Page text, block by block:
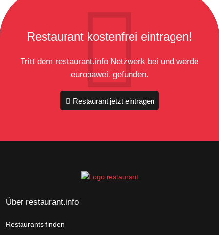
Restaurant kostenfrei eintragen!
Tritt dem restaurant.info Netzwerk bei und werde
europaweit gefunden.
Restaurant jetzt eintragen
Über restaurant.info
Restaurants finden